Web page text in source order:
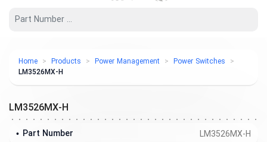
Home Products Power Management
Power Switches
LM3526MX-H
LM3526MX-H
LM3526MX-H
Part Number